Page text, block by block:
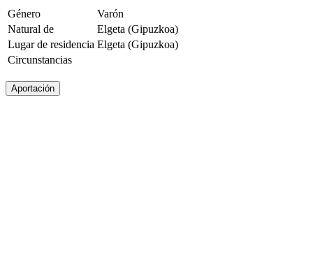
Género
Varón
Natural de
Elgeta (Gipuzkoa)
Lugar de residencia Elgeta (Gipuzkoa)
Circunstancias